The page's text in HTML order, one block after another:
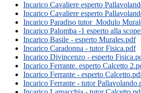
Incarico Cavaliere esperto
Incarico Cavaliere esperto
Incarico Paradiso tutor Modulo
Incarico Palomba -1 esperto alla
Incarico Basile - esperto Murales.pdf
Incarico Caradonna - tutor Fisica.pdf
Incarico Divincenzo - esperto
Incarico Ferrante. esperto Calcetto
Incarico Ferrante - esperto
Incarico Ferrante - tutor